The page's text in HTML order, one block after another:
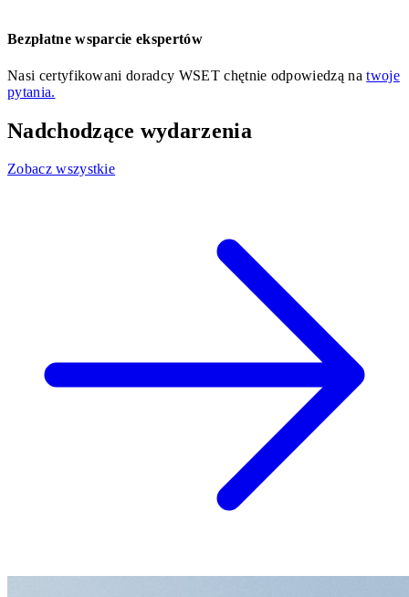
Bezpłatne wsparcie ekspertów
Nasi certyfikowani doradcy WSET chętnie odpowiedzą natwoje
pytania.
Nadchodzące wydarzenia
Zobacz wszystkie